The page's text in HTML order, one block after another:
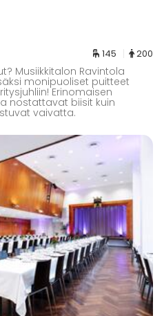
145 200
Musiikkitalon Ravintola
monipuoliset puitteet
Erinomaisen
nostattavat biisit kuin
vaivatta.